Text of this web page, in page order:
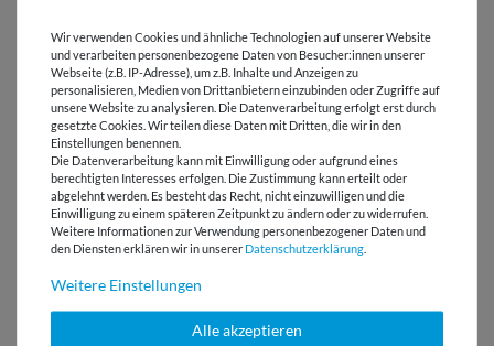
E-Mail Kundenservice
Antwort in 24h
Über 98% positive
Bewertungen
Über 110 Gratis
Schnittmuster für Dich
VIELLEICHT AUCH INTERESSANT
Wir verwenden Cookies und ähnliche Technologien auf unserer Website
und verarbeiten personenbezogene Daten von Besucher:innen unserer
Webseite (z.B. IP-Adresse), um z.B. Inhalte und Anzeigen zu
personalisieren, Medien von Drittanbietern einzubinden oder Zugriffe auf
unsere Website zu analysieren. Die Datenverarbeitung erfolgt erst durch
gesetzte Cookies. Wir teilen diese Daten mit Dritten, die wir in den
Einstellungen benennen.
Die Datenverarbeitung kann mit Einwilligung oder aufgrund eines
berechtigten Interesses erfolgen. Die Zustimmung kann erteilt oder
abgelehnt werden. Es besteht das Recht, nicht einzuwilligen und die
Einwilligung zu einem späteren Zeitpunkt zu ändern oder zu widerrufen.
Weitere Informationen zur Verwendung personenbezogener Daten und
den Diensten erklären wir in unserer Daten­schutz­erklärung
Weitere Einstellungen
Alle akzeptieren